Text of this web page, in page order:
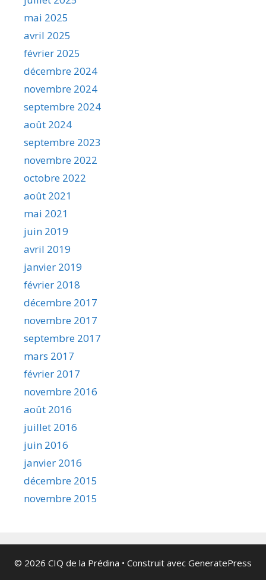
mai 2025
avril 2025
février 2025
décembre 2024
novembre 2024
septembre 2024
août 2024
septembre 2023
novembre 2022
octobre 2022
août 2021
mai 2021
juin 2019
avril 2019
janvier 2019
février 2018
décembre 2017
novembre 2017
septembre 2017
mars 2017
février 2017
novembre 2016
août 2016
juillet 2016
juin 2016
janvier 2016
décembre 2015
novembre 2015
© 2026 CIQ de la Prédina • Construit avec GeneratePress